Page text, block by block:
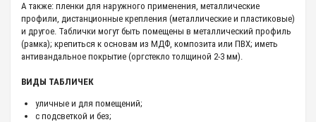
А также: пленки для наружного применения, металлические
профили, дистанционные крепления (металлические и пластиковые)
и другое. Таблички могут быть помещены в металлический профиль
(рамка); крепиться к основам из МДФ, композита или ПВХ; иметь
антивандальное покрытие (оргстекло толщиной 2-3 мм).
ВИДЫ ТАБЛИЧЕК
уличные и для помещений;
с подсветкой и без;